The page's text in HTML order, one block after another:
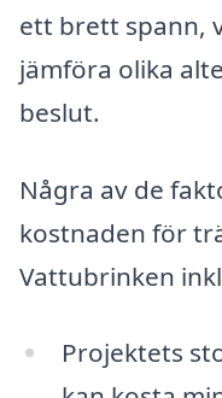
ett brett spann,
jämföra olika
beslut.
Några av de
kostnaden för
Vattubrinken
Projektets